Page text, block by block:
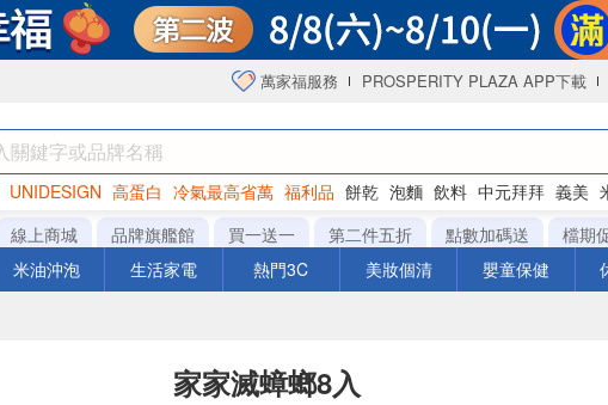
萬家福服務 PROSPERITY PLAZA APP下載
UNIDESIGN 高蛋白 冷氣最高省萬 福利品 餅乾 泡麵 飲料 中元拜拜 義美
罐頭 咖啡 海苔
線上商城 品牌旗艦館 買一送一 第二件五折 點數加碼送 檔期
米油沖泡 生活家電 熱門3C 美妝個清 嬰童保健
家家滅蟑螂8入